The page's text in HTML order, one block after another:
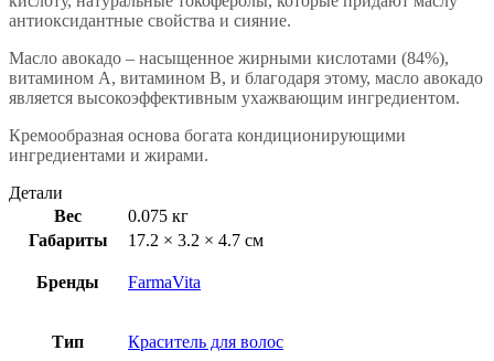
антиоксидантные свойства и сияние.
Масло авокадо – насыщенное жирными кислотами (84%),
витамином А, витамином В, и благодаря этому, масло авокадо
является высокоэффективным ухажвающим ингредиентом.
Кремообразная основа богата кондиционирующими
ингредиентами и жирами.
Детали
Вес
0.075 кг
Габариты
17.2 × 3.2 × 4.7 см
Бренды FarmaVita
Тип Краситель для волос